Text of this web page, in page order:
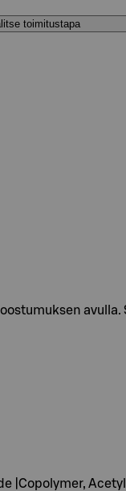
toimitustapa